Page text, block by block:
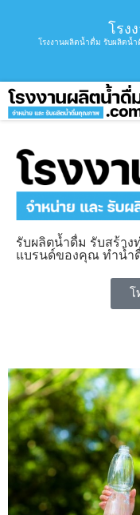
โรง
โรงงานผลิตน้ำดื่ม รับผลิตน้
รับผลิตน้ำดื่ม รับสร้า
แบรนด์ของคุณ ทำน้ำ
โ